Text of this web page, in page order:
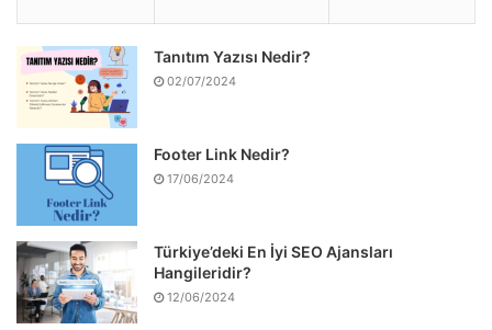
Tanıtım Yazısı Nedir?
02/07/2024
Footer Link Nedir?
17/06/2024
Türkiye’deki En İyi SEO Ajansları
Hangileridir?
12/06/2024